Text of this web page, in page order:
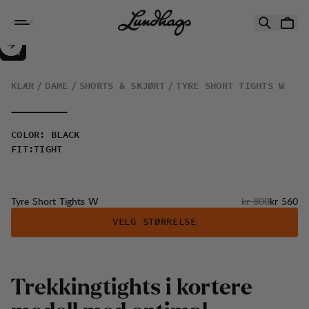
Tyre Short Tights W
SALG :
30%
KLÆR DAME SHORTS & SKJØRT TYRE SHORT TIGHTS W
COLOR :
BLACK
FIT:TIGHT
Tyre Short Tights W Originalpris:
kr 800Salgspris
kr 560
VELG STØRRELSE
Trekkingtights i kortere